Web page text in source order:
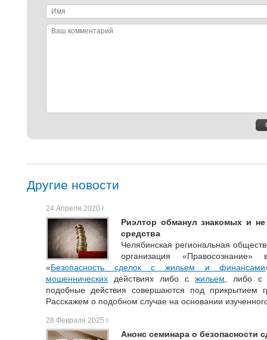
Имя
Ваш
Другие новости
24 Апреля 2020 г.
Риэлтор обманул знакомых и
средства
Челябинская региональная
организация
«Безопасность сделок с жильем и финансами
мошеннических действиях либо с жильем , либо с
подобные действия совершаются под прикрытием
Расскажем о подобном случае на основании
28 Февраля 2025 г.
Анонс семинара о